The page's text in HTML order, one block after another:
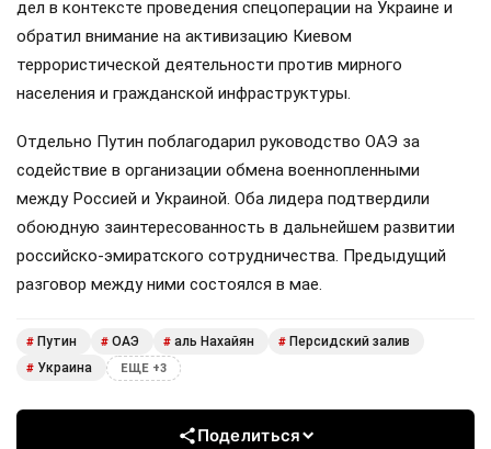
дел в контексте проведения спецоперации на Украине и
обратил внимание на активизацию Киевом
террористической деятельности против мирного
населения и гражданской инфраструктуры.
Отдельно Путин поблагодарил руководство ОАЭ за
содействие в организации обмена военнопленными
между Россией и Украиной. Оба лидера подтвердили
обоюдную заинтересованность в дальнейшем развитии
российско-эмиратского сотрудничества. Предыдущий
разговор между ними состоялся в мае.
# Путин # ОАЭ # аль Нахайян # Персидский залив
# Украина ЕЩЕ +3
Поделиться